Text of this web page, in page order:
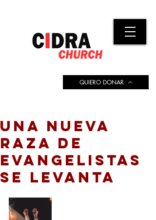
QUIERO DONAR
UNA NUEVA
RAZA DE
EVANGELISTAS
SE LEVANTA